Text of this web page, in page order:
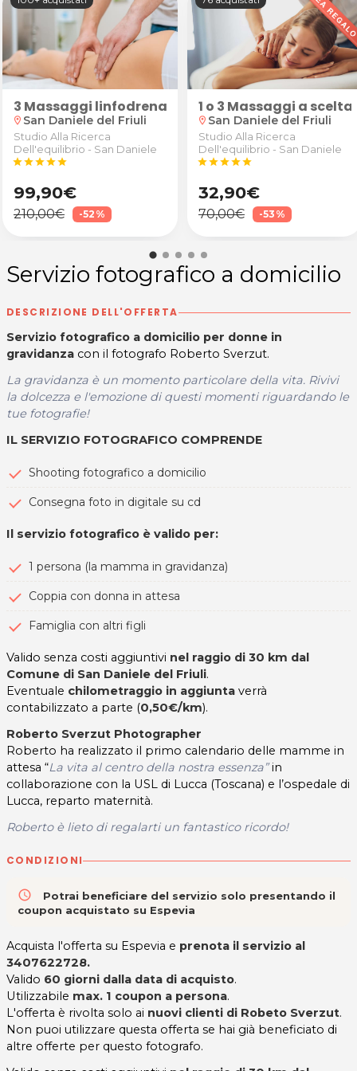
5mm/1cm e colorazione da Come
3 Massaggi linfodrenanti anticellulite
location_on San Daniele del Friuli
Studio Alla Ricerca
Dell'equilibrio - San Daniele
starstarstarstarstar
99,90€
210,00€ -52%
1 o 3 Massaggi a
location_on San Daniele del Friuli
Studio Alla Ricerca
Dell'equilibrio - San Daniele
starstarstarstarstar
32,90€
70,00€ -53%
Servizio fotografico a domicilio
DESCRIZIONE DELL'OFFERTA
Servizio fotografico a domicilio per donne in
gravidanza con il fotografo Roberto Sverzut.
La gravidanza è un momento particolare della vita. Rivivi
la dolcezza e l'emozione di questi momenti riguardando le
tue fotografie!
IL SERVIZIO FOTOGRAFICO COMPRENDE
Shooting fotografico a domicilio
Consegna foto in digitale su cd
Il servizio fotografico è valido per:
1 persona (la mamma in gravidanza)
Coppia con donna in attesa
Famiglia con altri figli
Valido senza costi aggiuntivi nel raggio di 30 km dal
Comune di San Daniele del Friuli.
Eventuale chilometraggio in aggiunta verrà
contabilizzato a parte (0,50€/km).
Roberto Sverzut Photographer
Roberto ha realizzato il primo calendario delle mamme in
attesa “La vita al centro della nostra essenza”in
collaborazione con la USL di Lucca (Toscana) e l’ospedale di
Lucca, reparto maternità.
Roberto è lieto di regalarti un fantastico ricordo!
CONDIZIONI
access_time
Potrai beneficiare del servizio solo presentando il
coupon acquistato su Espevia
Acquista l'offerta su Espevia e prenota il servizio al
3407622728.
Valido 60 giorni dalla data di acquisto.
Utilizzabile max. 1 coupon a persona.
L'offerta è rivolta solo ai nuovi clienti di Robeto Sverzut.
Non puoi utilizzare questa offerta se hai già beneficiato di
altre offerte per questo fotografo.